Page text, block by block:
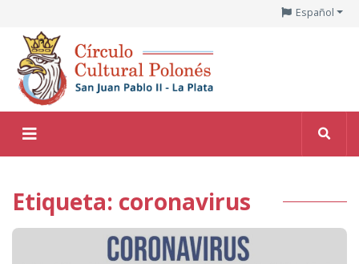
Español
Etiqueta: coronavirus